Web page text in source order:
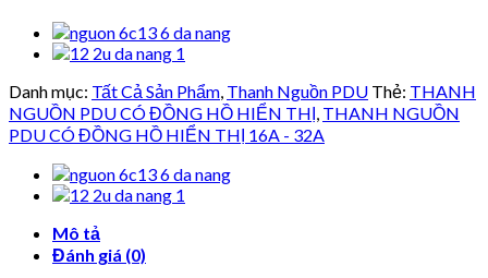
Danh mục: Tất Cả Sản Phẩm, Thanh Nguồn PDU Thẻ: THANH
NGUỒN PDU CÓ ĐỒNG HỒ HIỂN THỊ, THANH NGUỒN
PDU CÓ ĐỒNG HỒ HIỂN THỊ 16A - 32A
Mô tả
Đánh giá (0)